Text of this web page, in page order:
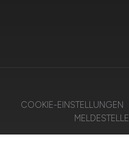
COOKIE-EINSTELLUNGEN
MELDESTELLE